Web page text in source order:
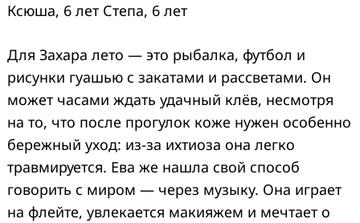
Ксюша, 6 лет Степа, 6 лет
Для Захара лето — это рыбалка, футбол и
рисунки гуашью с закатами и рассветами. Он
может часами ждать удачный клёв, несмотря
на то, что после прогулок коже нужен особенно
бережный уход: из-за ихтиоза она легко
травмируется. Ева же нашла свой способ
говорить с миром — через музыку. Она играет
на флейте, увлекается макияжем и мечтает о